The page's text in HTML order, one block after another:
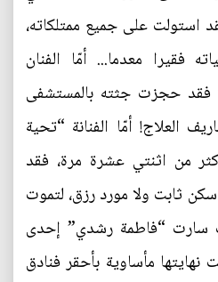
استولت على جميع ممتلكاته،
فقيرا معدما... أمّا الفنان
فقد حجزت جثته بالمستشفى
العلاج! أمّا الفنانة “تحية
من اثنتي عشرة مرة، فقد
ثابت ولا مورد رزق، لتموت
سارت “فاطمة رشدي” إحدى
نهايتها مأساوية بأحقر فنادق